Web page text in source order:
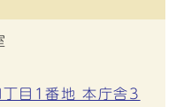
目1番地 本庁舎3